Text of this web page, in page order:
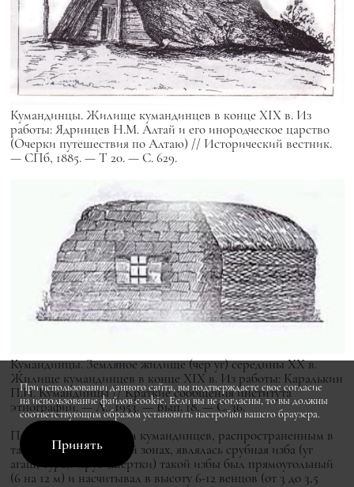
Кумандинцы. Жилище кумандинцев в конце XIX в. Из
работы: Ядринцев Н.М. Алтай и его инородческое царство
(Очерки путешествия по Алтаю) // Исторический вестник.
— СПб, 1885. — Т 20. — С. 629.
Кумандинцы. Земляное жилище (чер уг) середины XX в.
Жилище кумандинцев в конце XIX в. Из работы: Каралькин
П.И. Кумандинцы // Краткие сообщения института
этнографии. — Л., 1953. — Вып. 18. — С. 36.
Постоянным жилищем кумандинцев, распространенным в
таежной и лесостепной зонах, являлась срубная изба (уг
агаш, тура). Сруб (шертки) такой избы был прямоугольный
(6 на 12 м) и насчитывал в высоту 6-12 венцов (от 3 до 3,5
При использовании данного сайта, вы подтверждаете свое согласие
на использование файлов cookie. Если вы не согласны, то вы должны
соответствующим образом установить настройки вашего браузера.
Принять